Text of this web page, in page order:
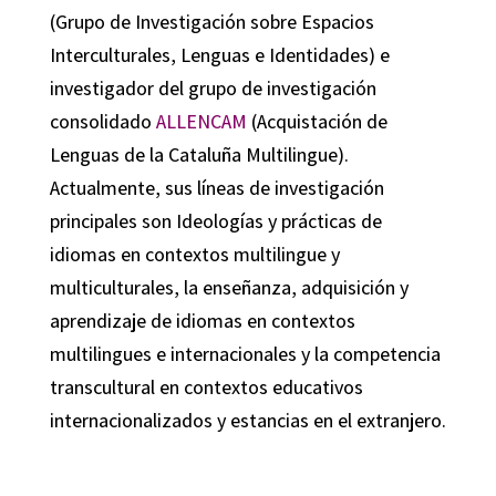
(Grupo de Investigación sobre Espacios
Interculturales, Lenguas e Identidades) e
investigador del grupo de investigación
consolidado ALLENCAM (Acquistación de
Lenguas de la Cataluña Multilingue).
Actualmente, sus líneas de investigación
principales son Ideologías y prácticas de
idiomas en contextos multilingue y
multiculturales, la enseñanza, adquisición y
aprendizaje de idiomas en contextos
multilingues e internacionales y la competencia
transcultural en contextos educativos
internacionalizados y estancias en el extranjero.